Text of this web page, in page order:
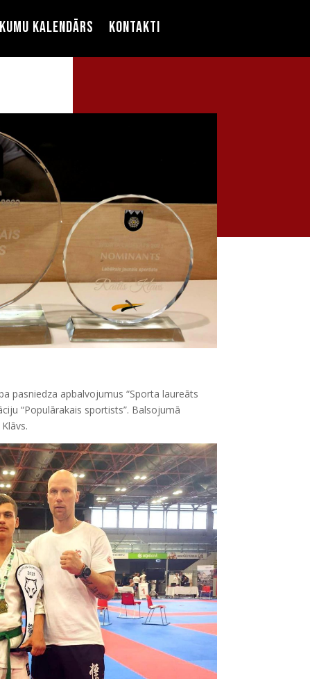
kalendārs Kontakti
pasniedza apbalvojumus “Sporta laureāts
“Populārakais sportists”. Balsojumā